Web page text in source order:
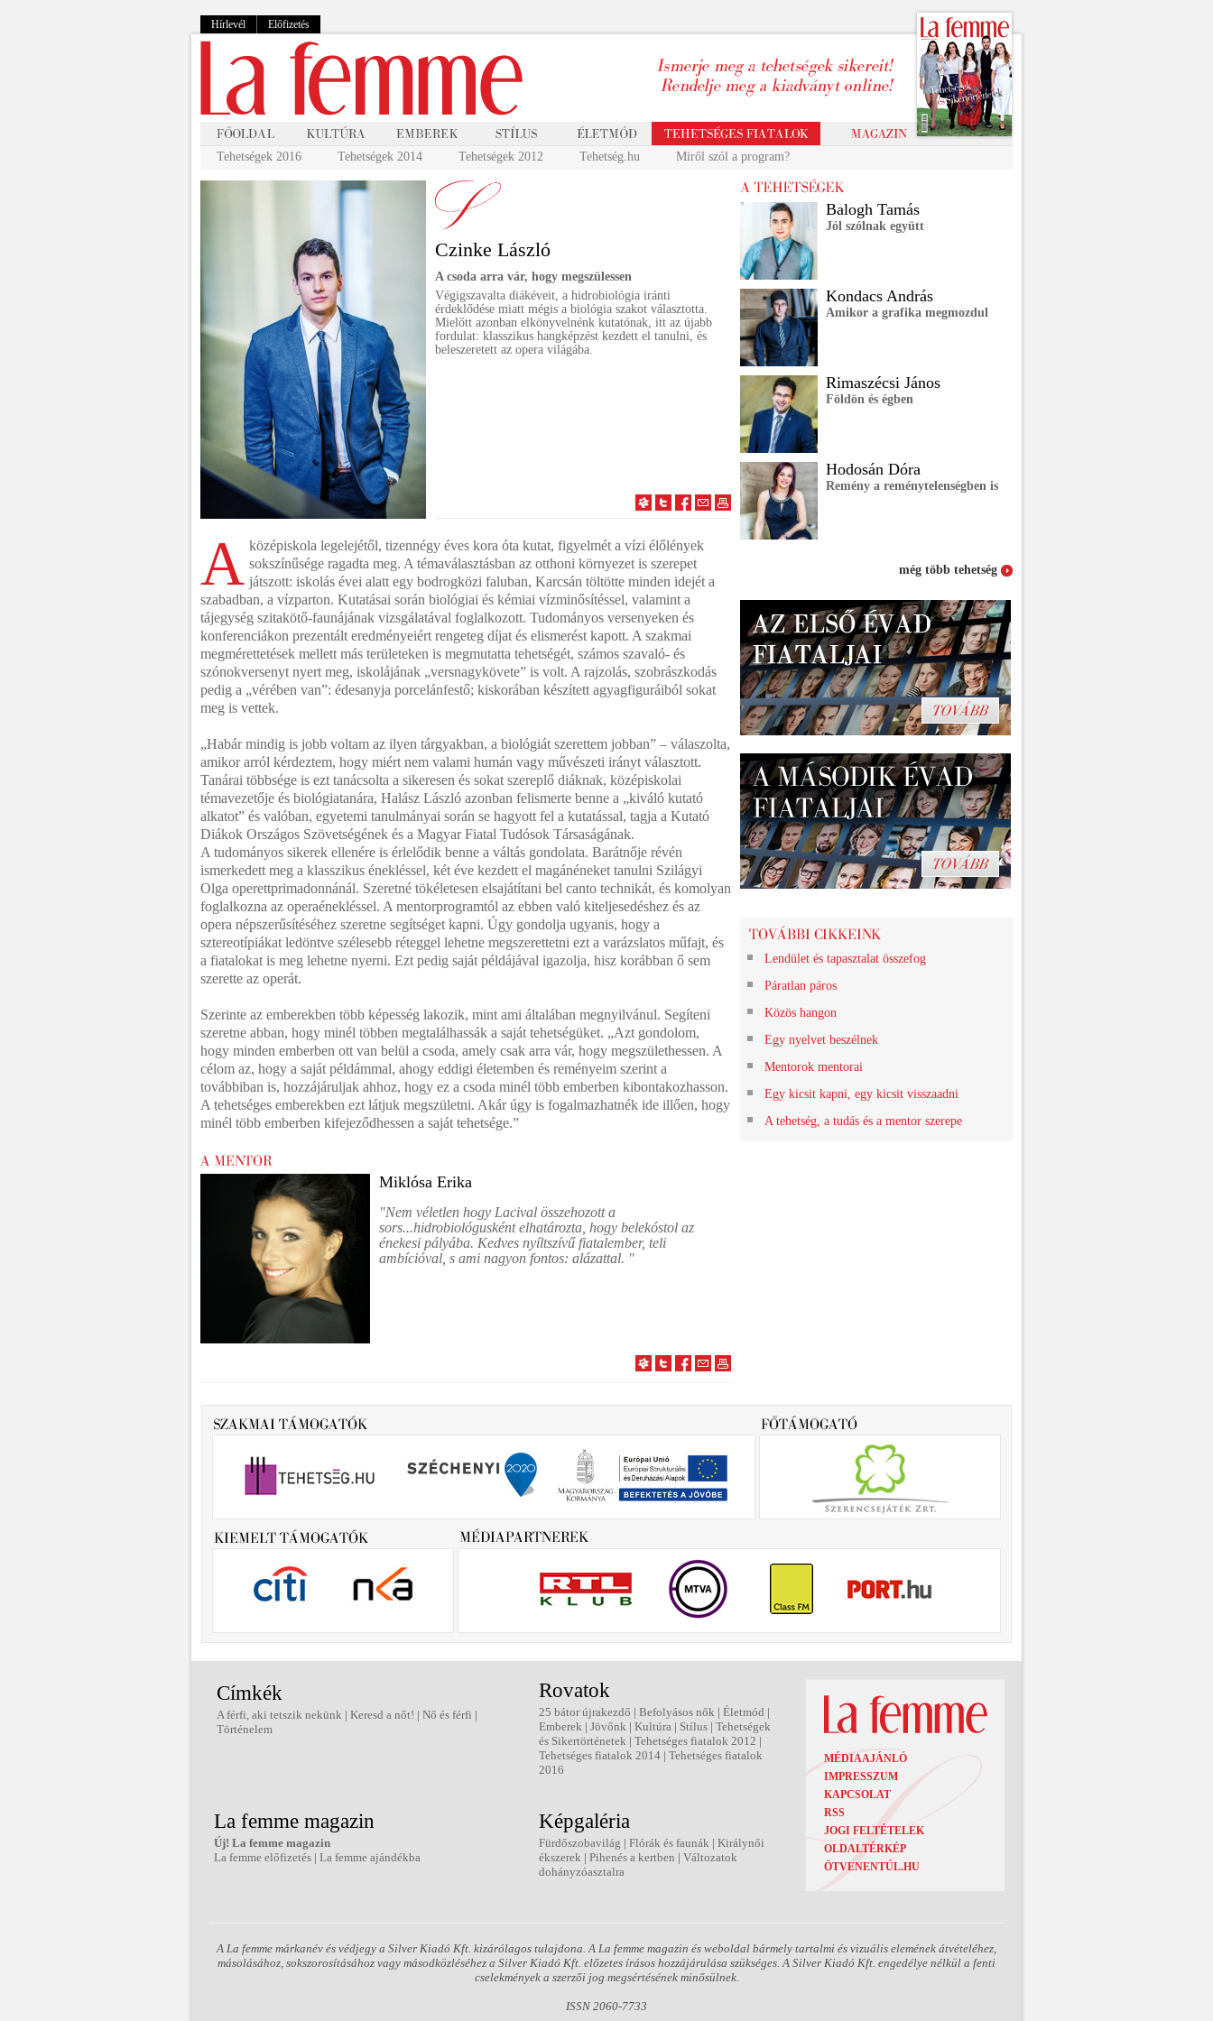
Hírlevél Előfizetés
Tehetségek 2016 Tehetségek 2014 Tehetségek 2012 Tehetség.hu Miről szól a program?
Czinke László
A csoda arra vár, hogy megszülessen
Végigszavalta diákéveit, a hidrobiológia iránti
érdeklődése miatt mégis a biológia szakot választotta.
Mielőtt azonban elkönyvelnénk kutatónak, itt az újabb
fordulat: klasszikus hangképzést kezdett el tanulni, és
beleszeretett az opera világába.
A középiskola legelejétől, tizennégy éves kora óta kutat, figyelmét a vízi élőlények
sokszínűsége ragadta meg. A témaválasztásban az otthoni környezet is szerepet
játszott: iskolás évei alatt egy bodrogközi faluban, Karcsán töltötte minden idejét a
szabadban, a vízparton. Kutatásai során biológiai és kémiai vízminősítéssel, valamint a
tájegység szitakötő-faunájának vizsgálatával foglalkozott. Tudományos versenyeken és
konferenciákon prezentált eredményeiért rengeteg díjat és elismerést kapott. A szakmai
megmérettetések mellett más területeken is megmutatta tehetségét, számos szavaló- és
szónokversenyt nyert meg, iskolájának „versnagykövete” is volt. A rajzolás, szobrászkodás
pedig a „vérében van”: édesanyja porcelánfestő; kiskorában készített agyagfiguráiból sokat
meg is vettek.
„Habár mindig is jobb voltam az ilyen tárgyakban, a biológiát szerettem jobban” – válaszolta,
amikor arról kérdeztem, hogy miért nem valami humán vagy művészeti irányt választott.
Tanárai többsége is ezt tanácsolta a sikeresen és sokat szereplő diáknak, középiskolai
témavezetője és biológiatanára, Halász László azonban felismerte benne a „kiváló kutató
alkatot” és valóban, egyetemi tanulmányai során se hagyott fel a kutatással, tagja a Kutató
Diákok Országos Szövetségének és a Magyar Fiatal Tudósok Társaságának.
A tudományos sikerek ellenére is érlelődik benne a váltás gondolata. Barátnője révén
ismerkedett meg a klasszikus énekléssel, két éve kezdett el magánéneket tanulni Szilágyi
Olga operettprimadonnánál. Szeretné tökéletesen elsajátítani bel canto technikát, és komolyan
foglalkozna az operaénekléssel. A mentorprogramtól az ebben való kiteljesedéshez és az
opera népszerűsítéséhez szeretne segítséget kapni. Úgy gondolja ugyanis, hogy a
sztereotípiákat ledöntve szélesebb réteggel lehetne megszerettetni ezt a varázslatos műfajt, és
a fiatalokat is meg lehetne nyerni. Ezt pedig saját példájával igazolja, hisz korábban ő sem
szerette az operát.
Szerinte az emberekben több képesség lakozik, mint ami általában megnyilvánul. Segíteni
szeretne abban, hogy minél többen megtalálhassák a saját tehetségüket. „Azt gondolom,
hogy minden emberben ott van belül a csoda, amely csak arra vár, hogy megszülethessen. A
célom az, hogy a saját példámmal, ahogy eddigi életemben és reményeim szerint a
továbbiban is, hozzájáruljak ahhoz, hogy ez a csoda minél több emberben kibontakozhasson.
A tehetséges emberekben ezt látjuk megszületni. Akár úgy is fogalmazhatnék ide illően, hogy
minél több emberben kifejeződhessen a saját tehetsége.”
Miklósa Erika
"Nem véletlen hogy Lacival összehozott a
sors...hidrobiológusként elhatározta, hogy belekóstol az
énekesi pályába. Kedves nyíltszívű fiatalember, teli
ambícióval, s ami nagyon fontos: alázattal. "
Balogh Tamás
Jól szólnak együtt
Kondacs András
Amikor a grafika megmozdul
Rimaszécsi János
Földön és égben
Hodosán Dóra
Remény a reménytelenségben is
még több tehetség
Lendület és tapasztalat összefog
Páratlan páros
Közös hangon
Egy nyelvet beszélnek
Mentorok mentorai
Egy kicsit kapni, egy kicsit visszaadni
A tehetség, a tudás és a mentor szerepe
Címkék
A férfi, aki tetszik nekünk | Keresd a nőt! | Nő és férfi |
Történelem
Rovatok
25 bátor újrakezdő | Befolyásos nők | Életmód |
Emberek | Jövőnk | Kultúra | Stílus | Tehetségek
és Sikertörténetek | Tehetséges fiatalok 2012 |
Tehetséges fiatalok 2014 | Tehetséges fiatalok
2016
MÉDIAAJÁNLÓ
IMPRESSZUM
KAPCSOLAT
RSS
JOGI FELTÉTELEK
OLDALTÉRKÉP
ÖTVENENTÚL.HU
La femme magazin
Új! La femme magazin
La femme előfizetés | La femme ajándékba
Képgaléria
Fürdőszobavilág | Flórák és faunák | Királynői
ékszerek | Pihenés a kertben | Változatok
dohányzóasztalra
A La femme márkanév és védjegy a Silver Kiadó Kft. kizárólagos tulajdona. A La femme magazin és weboldal bármely tartalmi és vizuális elemének átvételéhez,
másolásához, sokszorosításához vagy másodközléséhez a Silver Kiadó Kft. előzetes írásos hozzájárulása szükséges. A Silver Kiadó Kft. engedélye nélkül a fenti
cselekmények a szerzői jog megsértésének minősülnek.
ISSN 2060-7733